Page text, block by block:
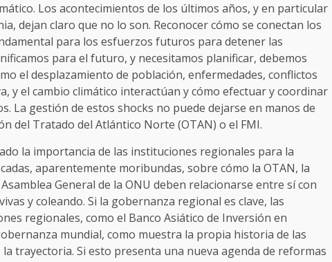
Los acontecimientos de los últimos años, y en particular
dejan claro que no lo son. Reconocer cómo se conectan los
para los esfuerzos futuros para detener las
para el futuro, y necesitamos planificar, debemos
el desplazamiento de población, enfermedades, conflictos
y el cambio climático interactúan y cómo efectuar y coordinar
La gestión de estos shocks no puede dejarse en manos de
del Tratado del Atlántico Norte (OTAN) o el FMI.
la importancia de las instituciones regionales para la
aparentemente moribundas, sobre cómo la OTAN, la
General de la ONU deben relacionarse entre sí con
y coleando. Si la gobernanza regional es clave, las
regionales, como el Banco Asiático de Inversión en
mundial, como muestra la propia historia de las
trayectoria. Si esto presenta una nueva agenda de reformas